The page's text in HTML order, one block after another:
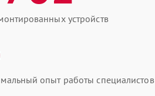
устройств
опыт работы специалистов